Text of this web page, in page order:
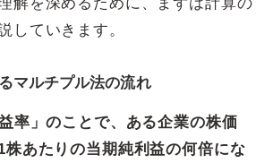
していきます。
マルチプル法の流れ
率」のことで、ある企業の株価
株あたりの当期純利益の何倍にな